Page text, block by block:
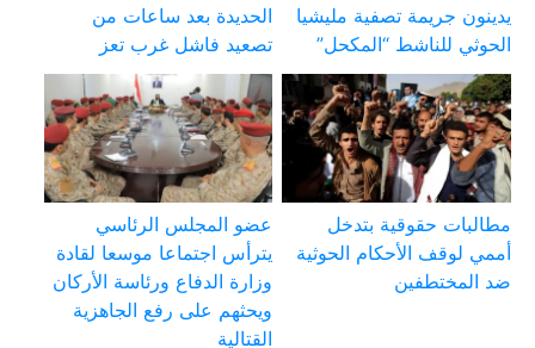
يدينون جريمة تصفية مليشيا
الحوثي للناشط “المكحل”
الحديدة بعد ساعات من
تصعيد فاشل غرب تعز
مطالبات حقوقية بتدخل
أممي لوقف الأحكام الحوثية
ضد المختطفين
عضو المجلس الرئاسي
يترأس اجتماعا موسعا لقادة
وزارة الدفاع ورئاسة الأركان
ويحثهم على رفع الجاهزية
القتالية